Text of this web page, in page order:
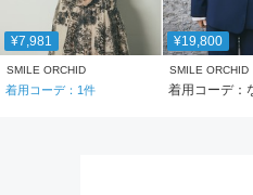
¥7,981
SMILE ORCHID
着用コーデ： 1 件
¥19,800
SMILE ORCHID
着用コーデ：